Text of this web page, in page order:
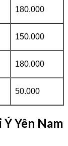
180.000
150.000
180.000
50.000
Yên Nam